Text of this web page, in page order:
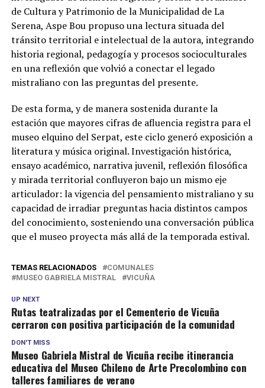
de Cultura y Patrimonio de la Municipalidad de La
Serena, Aspe Bou propuso una lectura situada del
tránsito territorial e intelectual de la autora, integrando
historia regional, pedagogía y procesos socioculturales
en una reflexión que volvió a conectar el legado
mistraliano con las preguntas del presente.
De esta forma, y de manera sostenida durante la
estación que mayores cifras de afluencia registra para el
museo elquino del Serpat, este ciclo generó exposición a
literatura y música original. Investigación histórica,
ensayo académico, narrativa juvenil, reflexión filosófica
y mirada territorial confluyeron bajo un mismo eje
articulador: la vigencia del pensamiento mistraliano y su
capacidad de irradiar preguntas hacia distintos campos
del conocimiento, sosteniendo una conversación pública
que el museo proyecta más allá de la temporada estival.
TEMAS RELACIONADOS
COMUNALES
MUSEO GABRIELA MISTRAL
VICUÑA
UP NEXT
Rutas teatralizadas por el Cementerio de Vicuña
cerraron con positiva participación de la comunidad
DON'T MISS
Museo Gabriela Mistral de Vicuña recibe itinerancia
educativa del Museo Chileno de Arte Precolombino con
talleres familiares de verano